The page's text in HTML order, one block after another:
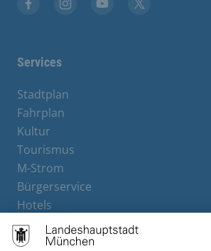
Services
Stadtplan
Fahrplan
Kultur
Tourismus
M-Strom
Bürgerservice
Hotels